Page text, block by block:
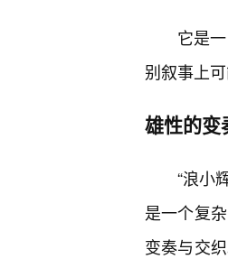
它是
别叙事上
雄性的变
“浪小
是一个复
变奏与交